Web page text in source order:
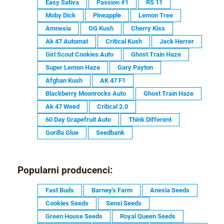
Easy Sativa Passion #1
RS 11
Moby Dick
Pineapple
Lemon Tree
Amnesia
OG Kush
Cherry Kiss
Ak 47 Automat
Critical Kush
Jack Herrer
Girl Scout Cookies Auto
Ghost Train Haze
Super Lemon Haze
Gary Payton
Afghan Kush
AK 47 F1
Blackberry Moonrocks Auto
Ghost Train Haze
Ak 47 Weed
Critical 2.0
60 Day Grapefruit Auto
Think Different
Gorilla Glue
Seedbank
Popularni producenci:
Fast Buds Barney's Farm
Anesia Seeds
Cookies Seeds
Sensi Seeds
Green House Seeds
Royal Queen Seeds